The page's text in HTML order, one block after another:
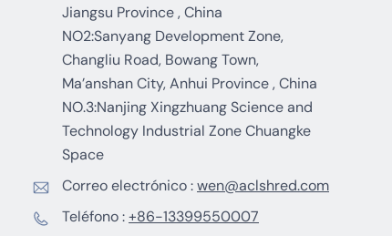
Jiangsu Province , China
NO2:Sanyang Development Zone,
Changliu Road, Bowang Town,
Ma’anshan City, Anhui Province , China
NO.3:Nanjing Xingzhuang Science and
Technology Industrial Zone Chuangke
Space
Correo electrónico :wen@aclshred.com
Teléfono :+86-13399550007